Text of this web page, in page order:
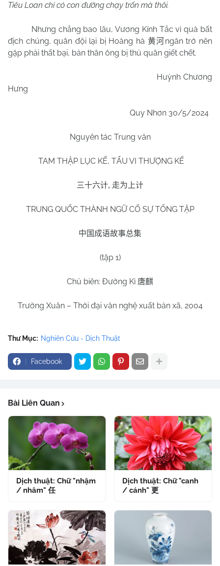
Tiêu Loan chỉ có con đường chạy trốn mà thôi.
Nhưng chẳng bao lâu, Vương Kính Tắc vì quả bất
địch chúng, quân đội lại bị Hoàng hà 黄河 ngăn trở nên
gặp phải thất bại, bản thân ông bị thủ quân giết chết.
Huỳnh Chương
Hưng
Quy Nhơn 30/5/2024
Nguyên tác Trung văn
TAM THẬP LỤC KẾ, TẨU VI THƯỢNG KẾ
三十六计, 走为上计
TRUNG QUỐC THÀNH NGỮ CỐ SỰ TỔNG TẬP
中国成语故事总集
(tập 1)
Chủ biên: Đường Kì 唐麒
Trường Xuân – Thời đại văn nghệ xuất bản xã, 2004
Thư Mục: Nghiên Cứu - Dịch Thuật
Facebook
Bài Liên Quan
Dịch thuật: Chữ "nhậm
/ nhâm" 任
Dịch thuật: Chữ "canh
/ cánh" 更